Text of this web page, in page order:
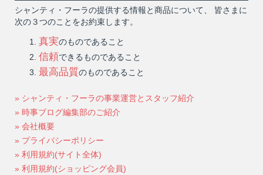
シャンティ・フーラの提供する情報と商品について、 皆さまに
次の３つのことをお約束します。
真実のものであること
信頼できるものであること
最高品質のものであること
» シャンティ・フーラの事業運営とスタッフ紹介
» 時事ブログ編集部のご紹介
» 会社概要
» プライバシーポリシー
» 利用規約(サイト全体)
» 利用規約(ショッピング会員)